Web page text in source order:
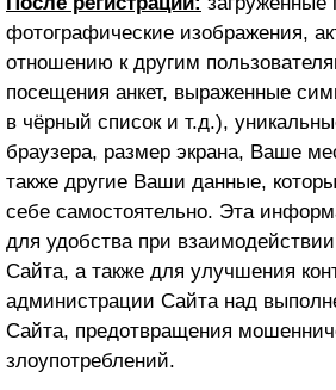
фотографические изображения,
отношению к другим
посещения анкет, выраженные
в чёрный список и т.д.),
браузера, размер экрана, Ваше
также другие Ваши данные,
себе самостоятельно. Эта
для удобства при
Сайта, а также для улучшения
администрации Сайта над
Сайта, предотвращения
злоупотреблений.